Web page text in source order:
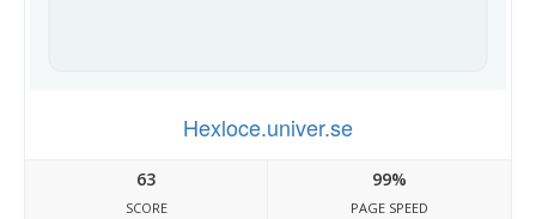
Hexloce.univer.se
63
SCORE
99%
PAGE SPEED